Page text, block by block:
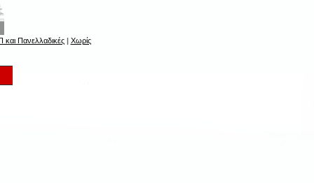
και Πανελλαδικές | Χωρίς